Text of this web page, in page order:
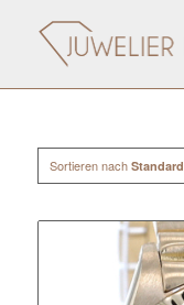
Sortieren nach Standard